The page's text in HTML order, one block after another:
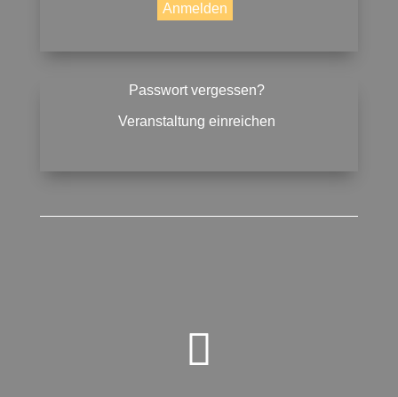
Passwort vergessen?
Veranstaltung einreichen